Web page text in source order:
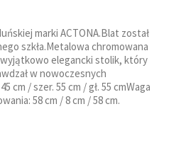
marki ACTONA.Blat został
szkła.Metalowa chromowana
elegancki stolik, który
w nowoczesnych
cm / szer. 55 cm / gł. 55 cmWaga
58 cm / 8 cm / 58 cm.